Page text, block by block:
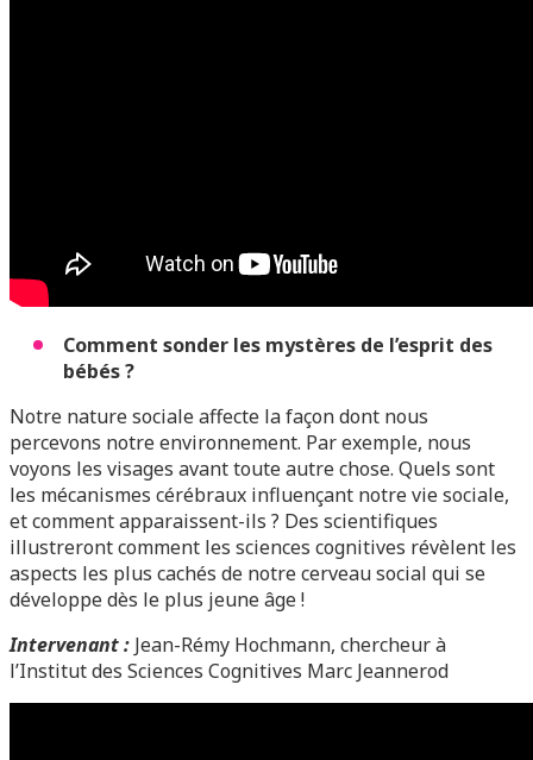
Comment sonder les mystères de l’esprit des
bébés ?
Notre nature sociale affecte la façon dont nous
percevons notre environnement. Par exemple, nous
voyons les visages avant toute autre chose. Quels sont
les mécanismes cérébraux influençant notre vie sociale,
et comment apparaissent-ils ? Des scientifiques
illustreront comment les sciences cognitives révèlent les
aspects les plus cachés de notre cerveau social qui se
développe dès le plus jeune âge !
Intervenant : Jean-Rémy Hochmann, chercheur à
l’Institut des Sciences Cognitives Marc Jeannerod